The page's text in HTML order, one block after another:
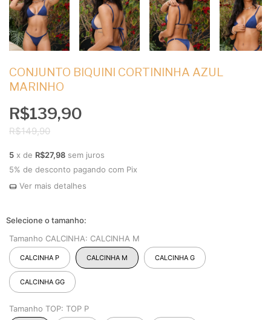
CONJUNTO BIQUINI CORTININHA AZUL
MARINHO
R$139,90
R$149,90
5 x de R$27,98 sem juros
5% de desconto pagando com Pix
Ver mais detalhes
Tamanho CALCINHA: CALCINHA M
CALCINHA P CALCINHA M CALCINHA G
CALCINHA GG
Tamanho TOP: TOP P